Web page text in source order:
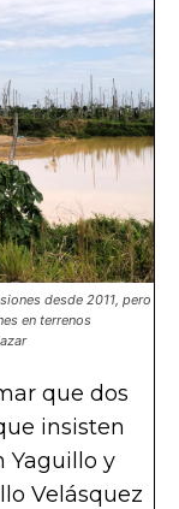
desde 2011, pero
en terrenos
que dos
insisten
Yaguillo y
Velásquez